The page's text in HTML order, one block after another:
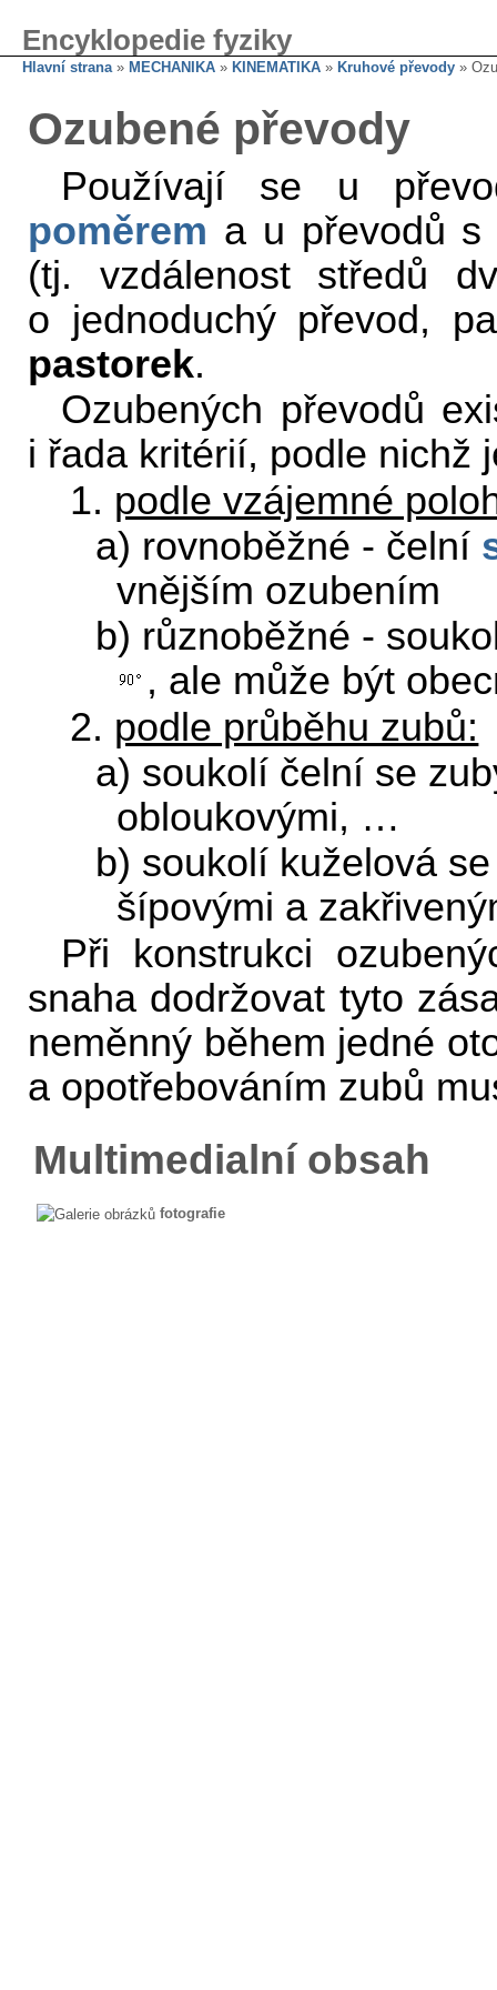
Encyklopedie fyziky
Hlavní strana» MECHANIKA » KINEMATIKA » Kruhové převody »
Ozubené převody
Používají se u
poměrem a u převodů s
(tj. vzdálenost středů
o jednoduchý převod,
pastorek.
Ozubených převodů
i řada kritérií, podle nichž
1. podle vzájemné
a) rovnoběžné - čelní
vnějším ozubením
b) různoběžné -
, ale může být
2. podle průběhu zubů:
a) soukolí čelní se
obloukovými, …
b) soukolí kuželová
šípovými a
Při konstrukci
snaha dodržovat tyto
neměnný během jedné
a opotřebováním zubů
Multimedialní obsah
fotografie